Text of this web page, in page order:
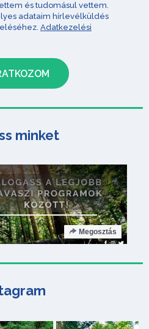
és tudomásul vettem.
adataim hírlevélküldés
Adatkezelési
minket
Megosztás